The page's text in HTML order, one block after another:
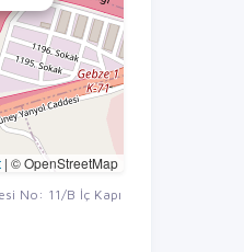
| © OpenStreetMap
No: 11/B İç Kapı